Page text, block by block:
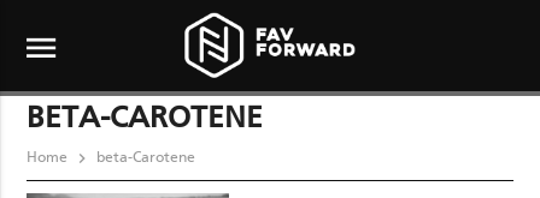
menu
BETA-CAROTENE
Home beta-Carotene